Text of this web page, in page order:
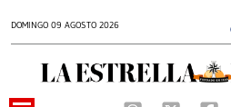
DOMINGO 09 AGOSTO 2026